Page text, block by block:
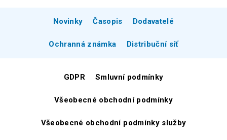
Novinky Časopis Dodavatelé
Ochranná známka Distribuční síť
GDPR Smluvní podmínky
Všeobecné obchodní podmínky
Všeobecné obchodní podmínky služby